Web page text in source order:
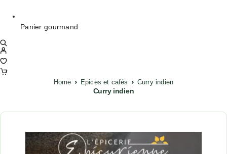
Panier gourmand
Home Epices et cafés Curry indien
Curry indien